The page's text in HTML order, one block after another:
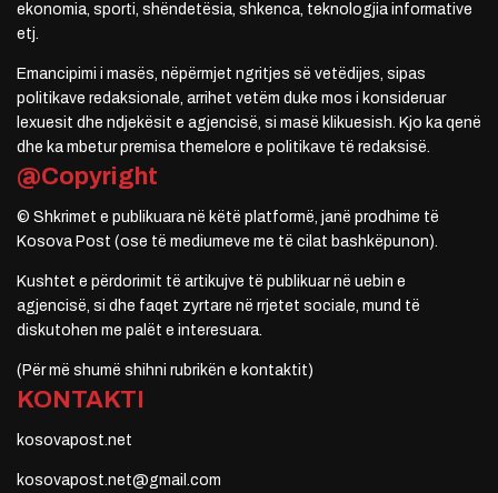
ekonomia, sporti, shëndetësia, shkenca, teknologjia informative
etj.
Emancipimi i masës, nëpërmjet ngritjes së vetëdijes, sipas
politikave redaksionale, arrihet vetëm duke mos i konsideruar
lexuesit dhe ndjekësit e agjencisë, si masë klikuesish. Kjo ka qenë
dhe ka mbetur premisa themelore e politikave të redaksisë.
@Copyright
© Shkrimet e publikuara në këtë platformë, janë prodhime të
Kosova Post (ose të mediumeve me të cilat bashkëpunon).
Kushtet e përdorimit të artikujve të publikuar në uebin e
agjencisë, si dhe faqet zyrtare në rrjetet sociale, mund të
diskutohen me palët e interesuara.
(Për më shumë shihni rubrikën e kontaktit)
KONTAKTI
kosovapost.net
kosovapost.net@gmail.com